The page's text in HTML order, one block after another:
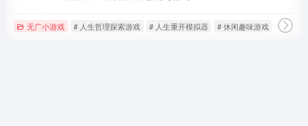
无广小游戏 # 人生哲理探索游戏 # 人生重开模拟器 # 休闲趣味游戏